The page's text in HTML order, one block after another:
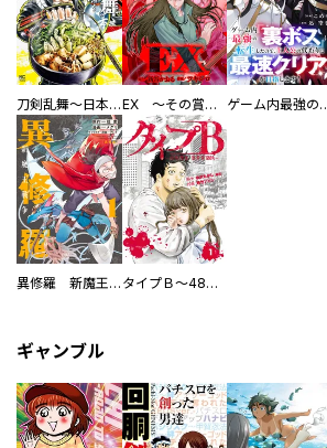
刀剣乱舞～日本号つれづれ酒～ EX ～その賞金稼ぎは、世界の出口を探す～【単行本版】 ゲーム内最強の『裏ボス』に転生したので、
異修羅 新魔王戦争 タイプＢ～48時間後、致死率100％～【単話】
ギャンブル